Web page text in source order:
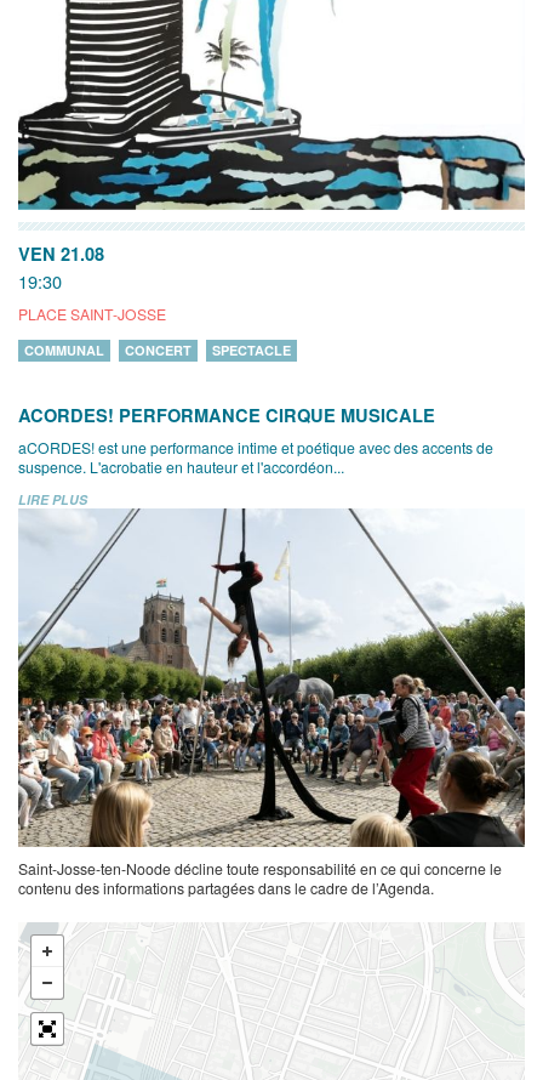
VEN 21.08
19:30
PLACE SAINT-JOSSE
COMMUNAL CONCERT SPECTACLE
ACORDES! PERFORMANCE CIRQUE MUSICALE
aCORDES! est une performance intime et poétique avec des accents de
suspence. L'acrobatie en hauteur et l'accordéon...
LIRE PLUS
Saint-Josse-ten-Noode décline toute responsabilité en ce qui concerne le
contenu des informations partagées dans le cadre de l’Agenda.